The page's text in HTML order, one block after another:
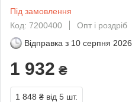
Під замовлення
Код: 7200400
Опт і роздріб
Відправка з 10 серпня 2026
1 932 ₴
1 848 ₴ від 5 шт.